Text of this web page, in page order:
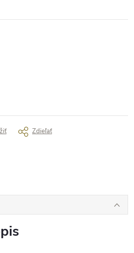
Zdieľať